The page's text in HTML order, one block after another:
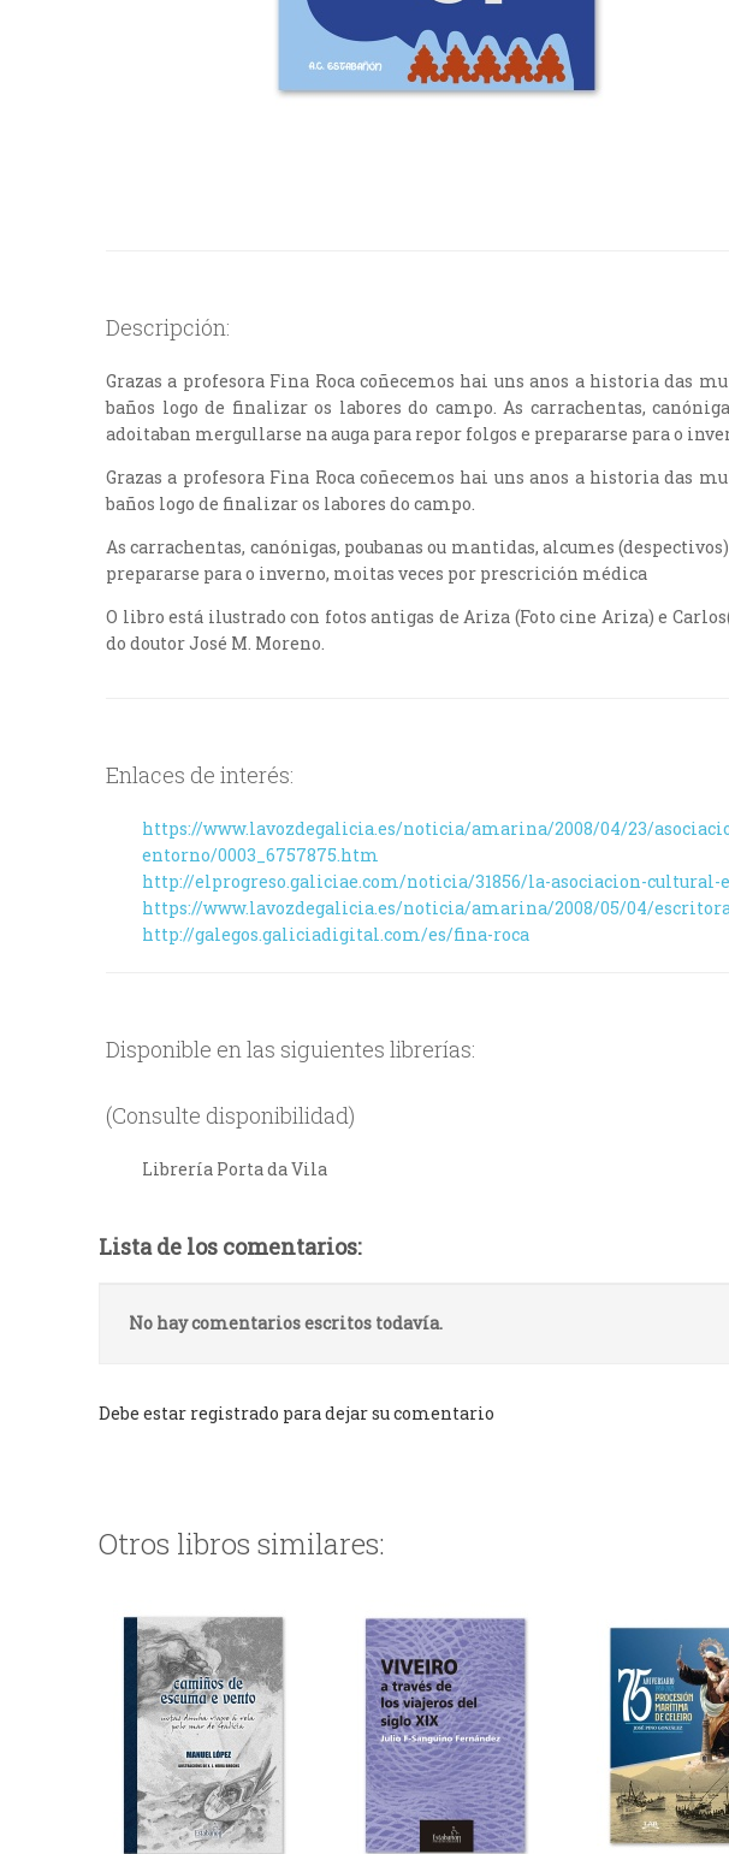
Descripción:
Grazas a profesora Fina Roca coñecemos hai uns anos a historia das
baños logo de finalizar os labores do campo. As carrachentas,
adoitaban mergullarse na auga para repor folgos e prepararse para o
Grazas a profesora Fina Roca coñecemos hai uns anos a historia das
baños logo de finalizar os labores do campo.
As carrachentas, canónigas, poubanas ou mantidas, alcumes
prepararse para o inverno, moitas veces por prescrición médica
O libro está ilustrado con fotos antigas de Ariza (Foto cine Ariza) e
do doutor José M. Moreno.
Enlaces de interés:
https://www.lavozdegalicia.es/noticia/amarina/2008/04/23/
entorno/0003_6757875.htm
http://elprogreso.galiciae.com/noticia/31856/la-asociacion-
https://www.lavozdegalicia.es/noticia/amarina/2008/05/04/
http://galegos.galiciadigital.com/es/fina-roca
Disponible en las siguientes librerías:
(Consulte disponibilidad)
Librería Porta da Vila
Lista de los comentarios:
No hay comentarios escritos todavía.
Debe estar registrado para dejar su comentario
Otros libros similares: